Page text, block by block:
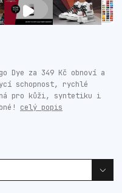
Dye za 349 Kč obnoví a
schopnost, rychlé
pro kůži, syntetiku i
celý popis